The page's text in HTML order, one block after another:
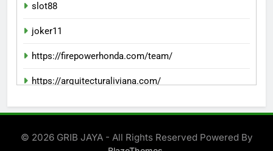
slot88
joker11
https://firepowerhonda.com/team/
https://arquitecturaliviana.com/
indowin 88jp
© 2026 GRIB JAYA - All Rights Reserved Powered By